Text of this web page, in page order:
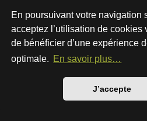
En poursuivant votre navigation
acceptez l’utilisation de cookies
de bénéficier d’une expérience
optimale. En savoir plus…
J’accepte
Développé parphpBB® Forum
Style par
Traduction française